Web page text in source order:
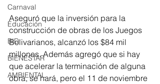
Carnaval
Educación
BID
BIENESTAR
AMBIENTAL
Aseguró que la inversión para la
construcción de obras de los Juegos
Bolivarianos, alcanzó los $84 mil
millones. Además agregó que si hay
que acelerar la terminación de alguna
obra, se hará, pero el 11 de noviembre